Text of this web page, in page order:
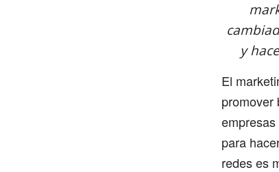
y
El
promover
para
redes es